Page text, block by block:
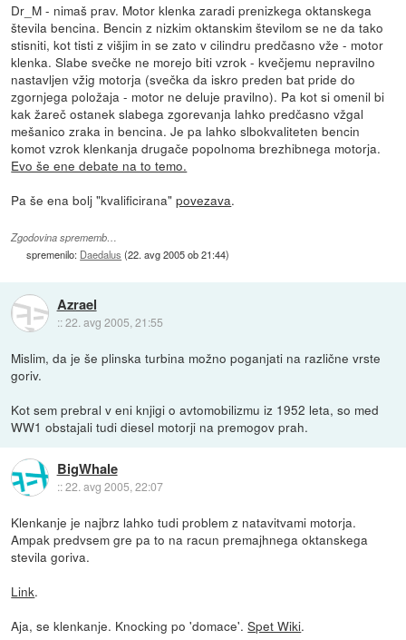
Dr_M - nimaš prav. Motor klenka zaradi prenizkega oktanskega
števila bencina. Bencin z nizkim oktanskim številom se ne da tako
stisniti, kot tisti z višjim in se zato v cilindru predčasno vže - motor
klenka. Slabe svečke ne morejo biti vzrok - kvečjemu nepravilno
nastavljen vžig motorja (svečka da iskro preden bat pride do
zgornjega položaja - motor ne deluje pravilno). Pa kot si omenil bi
kak žareč ostanek slabega zgorevanja lahko predčasno vžgal
mešanico zraka in bencina. Je pa lahko slbokvaliteten bencin
komot vzrok klenkanja drugače popolnoma brezhibnega motorja.
Evo še ene debate na to temo.
Pa še ena bolj "kvalificirana"povezava.
Zgodovina sprememb…
spremenilo: Daedalus (22. avg 2005 ob 21:44)
Azrael
::22. avg 2005, 21:55
Mislim, da je še plinska turbina možno poganjati na različne vrste
goriv.
Kot sem prebral v eni knjigi o avtomobilizmu iz 1952 leta, so med
WW1 obstajali tudi diesel motorji na premogov prah.
BigWhale
::22. avg 2005, 22:07
Klenkanje je najbrz lahko tudi problem z natavitvami motorja.
Ampak predvsem gre pa to na racun premajhnega oktanskega
stevila goriva.
Link.
Aja, se klenkanje. Knocking po 'domace'.Spet Wiki.